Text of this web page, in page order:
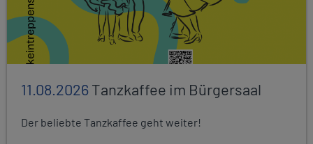
11.08.2026Tanzkaffee im Bürgersaal
Der beliebte Tanzkaffee geht weiter!